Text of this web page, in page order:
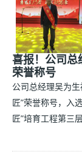
喜报！公司总
荣誉称号
公司总经理吴为
匠”荣誉称号，入
匠”培育工程第三